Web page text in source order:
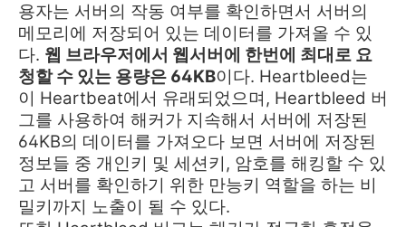
용자는 서버의 작동 여부를 확인하면서 서버의
메모리에 저장되어 있는 데이터를 가져올 수 있
다. 웹 브라우저에서 웹서버에 한번에 최대로 요
청할 수 있는 용량은 64KB이다. Heartbleed는
이 Heartbeat에서 유래되었으며, Heartbleed 버
그를 사용하여 해커가 지속해서 서버에 저장된
64KB의 데이터를 가져오다 보면 서버에 저장된
정보들 중 개인키 및 세션키, 암호를 해킹할 수 있
고 서버를 확인하기 위한 만능키 역할을 하는 비
밀키까지 노출이 될 수 있다.